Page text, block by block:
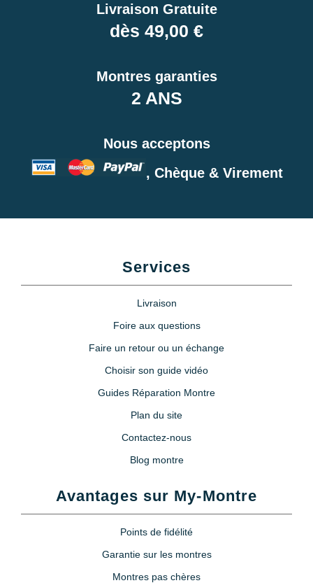
Livraison Gratuite
dès 49,00 €
Montres garanties
2 ANS
Nous acceptons
, Chèque & Virement
Services
Livraison
Foire aux questions
Faire un retour ou un échange
Choisir son guide vidéo
Guides Réparation Montre
Plan du site
Contactez-nous
Blog montre
Avantages sur My-Montre
Points de fidélité
Garantie sur les montres
Montres pas chères